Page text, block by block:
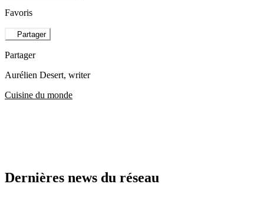
Favoris
Partager
Partager
Aurélien Desert, writer
Cuisine du monde
Dernières news du réseau